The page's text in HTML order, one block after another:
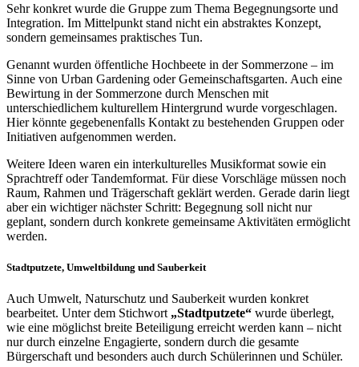
Sehr konkret wurde die Gruppe zum Thema Begegnungsorte und
Integration. Im Mittelpunkt stand nicht ein abstraktes Konzept,
sondern gemeinsames praktisches Tun.
Genannt wurden öffentliche Hochbeete in der Sommerzone – im
Sinne von Urban Gardening oder Gemeinschaftsgarten. Auch eine
Bewirtung in der Sommerzone durch Menschen mit
unterschiedlichem kulturellem Hintergrund wurde vorgeschlagen.
Hier könnte gegebenenfalls Kontakt zu bestehenden Gruppen oder
Initiativen aufgenommen werden.
Weitere Ideen waren ein interkulturelles Musikformat sowie ein
Sprachtreff oder Tandemformat. Für diese Vorschläge müssen noch
Raum, Rahmen und Trägerschaft geklärt werden. Gerade darin liegt
aber ein wichtiger nächster Schritt: Begegnung soll nicht nur
geplant, sondern durch konkrete gemeinsame Aktivitäten ermöglicht
werden.
Stadtputzete, Umweltbildung und Sauberkeit
Auch Umwelt, Naturschutz und Sauberkeit wurden konkret
bearbeitet. Unter dem Stichwort „Stadtputzete“ wurde überlegt,
wie eine möglichst breite Beteiligung erreicht werden kann – nicht
nur durch einzelne Engagierte, sondern durch die gesamte
Bürgerschaft und besonders auch durch Schülerinnen und Schüler.